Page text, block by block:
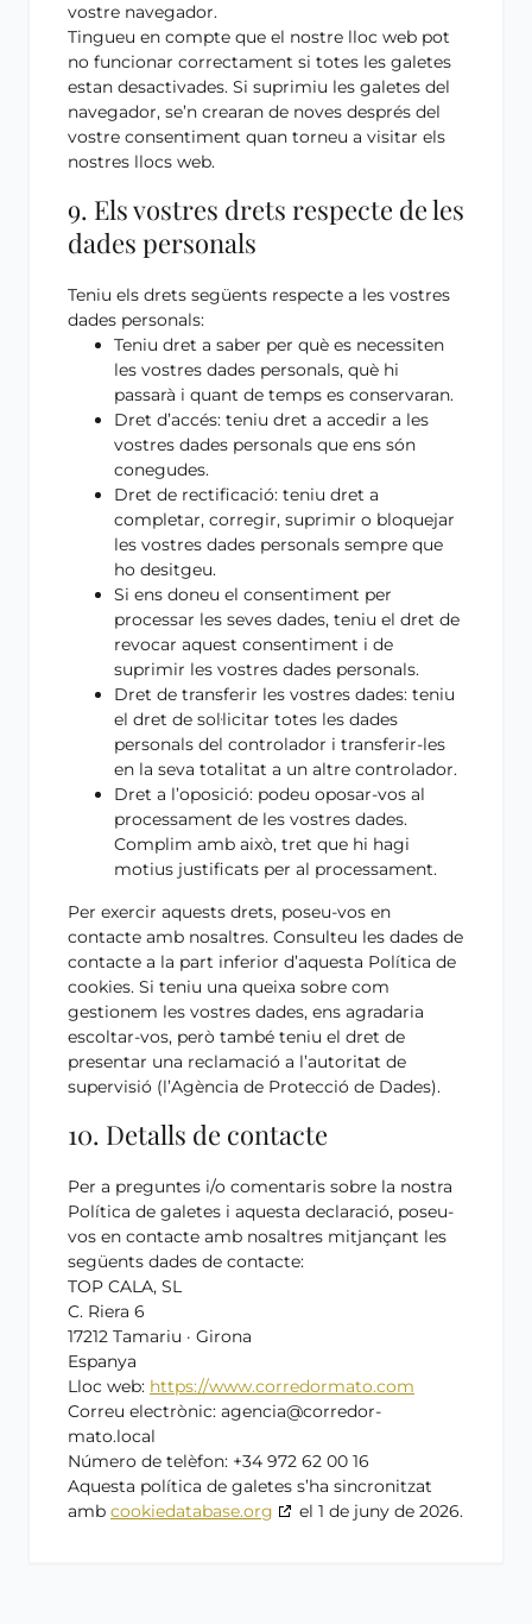
vostre navegador.
Tingueu en compte que el nostre lloc web pot
no funcionar correctament si totes les galetes
estan desactivades. Si suprimiu les galetes del
navegador, se’n crearan de noves després del
vostre consentiment quan torneu a visitar els
nostres llocs web.
9. Els vostres drets respecte de les
dades personals
Teniu els drets següents respecte a les vostres
dades personals:
Teniu dret a saber per què es necessiten
les vostres dades personals, què hi
passarà i quant de temps es conservaran.
Dret d’accés: teniu dret a accedir a les
vostres dades personals que ens són
conegudes.
Dret de rectificació: teniu dret a
completar, corregir, suprimir o bloquejar
les vostres dades personals sempre que
ho desitgeu.
Si ens doneu el consentiment per
processar les seves dades, teniu el dret de
revocar aquest consentiment i de
suprimir les vostres dades personals.
Dret de transferir les vostres dades: teniu
el dret de sol·licitar totes les dades
personals del controlador i transferir-les
en la seva totalitat a un altre controlador.
Dret a l’oposició: podeu oposar-vos al
processament de les vostres dades.
Complim amb això, tret que hi hagi
motius justificats per al processament.
Per exercir aquests drets, poseu-vos en
contacte amb nosaltres. Consulteu les dades de
contacte a la part inferior d’aquesta Política de
cookies. Si teniu una queixa sobre com
gestionem les vostres dades, ens agradaria
escoltar-vos, però també teniu el dret de
presentar una reclamació a l’autoritat de
supervisió (l’Agència de Protecció de Dades).
10. Detalls de contacte
Per a preguntes i/o comentaris sobre la nostra
Política de galetes i aquesta declaració, poseu-
vos en contacte amb nosaltres mitjançant les
següents dades de contacte:
TOP CALA, SL
C. Riera 6
17212 Tamariu · Girona
Espanya
Lloc web: https://www.corredormato.com
Correu electrònic: agencia@corredor-
mato.local
Número de telèfon: +34 972 62 00 16
Aquesta política de galetes s’ha sincronitzat
amb cookiedatabase.org el 1 de juny de 2026.